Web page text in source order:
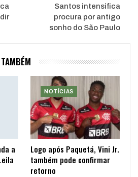
Santos intensifica
procura por antigo
sonho do São Paulo
a
NOTÍCIAS
Logo após Paquetá, Vini Jr.
também pode confirmar
retorno